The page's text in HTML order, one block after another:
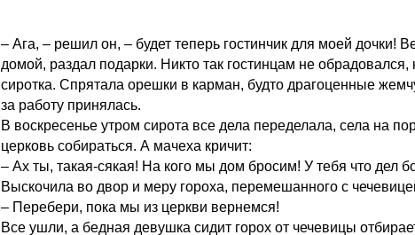
– Ага, – решил он, – будет теперь гостинчик для моей дочки!
домой, раздал подарки. Никто так гостинцам не обрадовался,
сиротка. Спрятала орешки в карман, будто драгоценные
за работу принялась.
В воскресенье утром сирота все дела переделала, села на
церковь собираться. А мачеха кричит:
– Ах ты, такая-сякая! На кого мы дом бросим! У тебя что дел
Выскочила во двор и меру гороха, перемешанного с
– Перебери, пока мы из церкви вернемся!
Все ушли, а бедная девушка сидит горох от чечевицы